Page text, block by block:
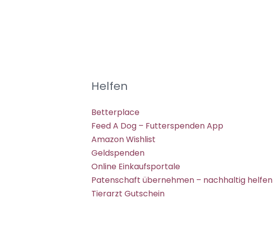
Helfen
Betterplace
Feed A Dog – Futterspenden App
Amazon Wishlist
Geldspenden
Online Einkaufsportale
Patenschaft übernehmen – nachhaltig helfen
Tierarzt Gutschein